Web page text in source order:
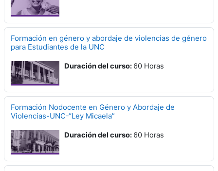
Formación en género y abordaje de violencias de género
para Estudiantes de la UNC
Duración del curso: 60 Horas
Formación Nodocente en Género y Abordaje de
Violencias-UNC-“Ley Micaela”
Duración del curso: 60 Horas